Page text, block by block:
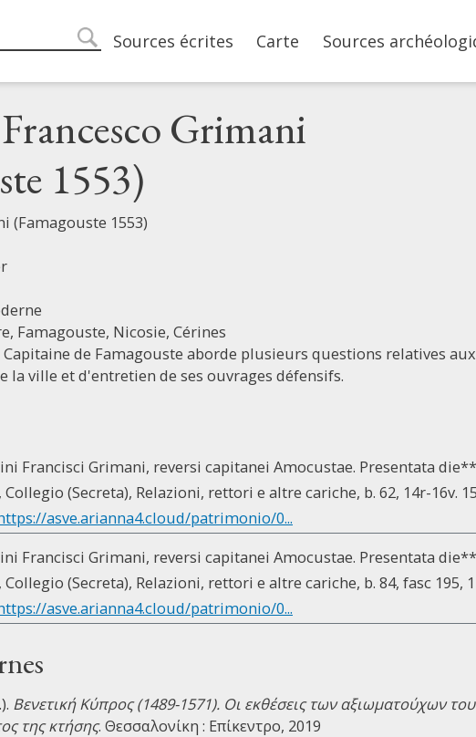
search
Main navigation
Sources écrites Carte Sources
Grimani
1553)
(Famagouste 1553)
Famagouste, Nicosie, Cérines
de Famagouste aborde plusieurs questions relatives
la ville et d'entretien de ses ouvrages défensifs.
Francisci Grimani, reversi capitanei Amocustae. Presentata
(Secreta), Relazioni, rettori e altre cariche, b. 62, 14r-16v.
asve.arianna4.cloud/patrimonio/0...
Francisci Grimani, reversi capitanei Amocustae. Presentata
(Secreta), Relazioni, rettori e altre cariche, b. 84, fasc 195,
asve.arianna4.cloud/patrimonio/0...
Βενετική Κύπρος (1489-1571). Οι εκθέσεις των αξιωματούχων
της κτήσης. Θεσσαλονίκη : Επίκεντρο, 2019